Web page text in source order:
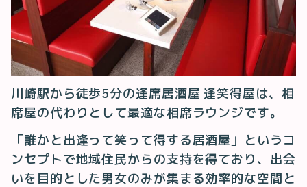
川崎駅から徒歩5分の逢席居酒屋 逢笑得屋は、相
席屋の代わりとして最適な相席ラウンジです。
「誰かと出逢って笑って得する居酒屋」というコ
ンセプトで地域住民からの支持を得ており、出会
いを目的とした男女のみが集まる効率的な空間と